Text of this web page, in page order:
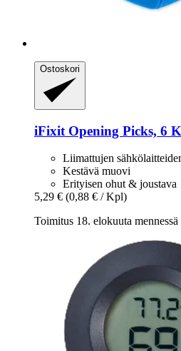
Ostoskori
iFixit Opening Picks, 6
Liimattujen
Kestävä muovi
Erityisen ohut & joustava
5,29 € (0,88 € / Kpl)
Toimitus 18. elokuuta mennessä